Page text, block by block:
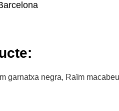
garnatxa negra, Raïm